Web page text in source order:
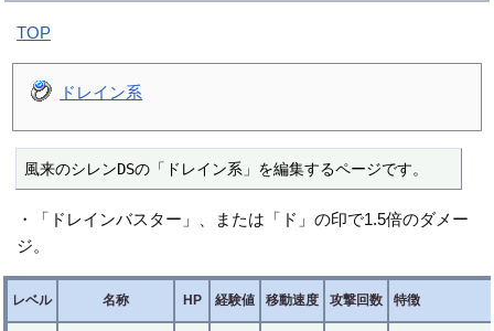
TOP
ドレイン系
風来のシレンDSの「ドレイン系」を編集するページです。
・「ドレインバスター」、または「ド」の印で1.5倍のダメー
ジ。
レベル 名称 HP 経験値 移動速度 攻撃回数 特徴